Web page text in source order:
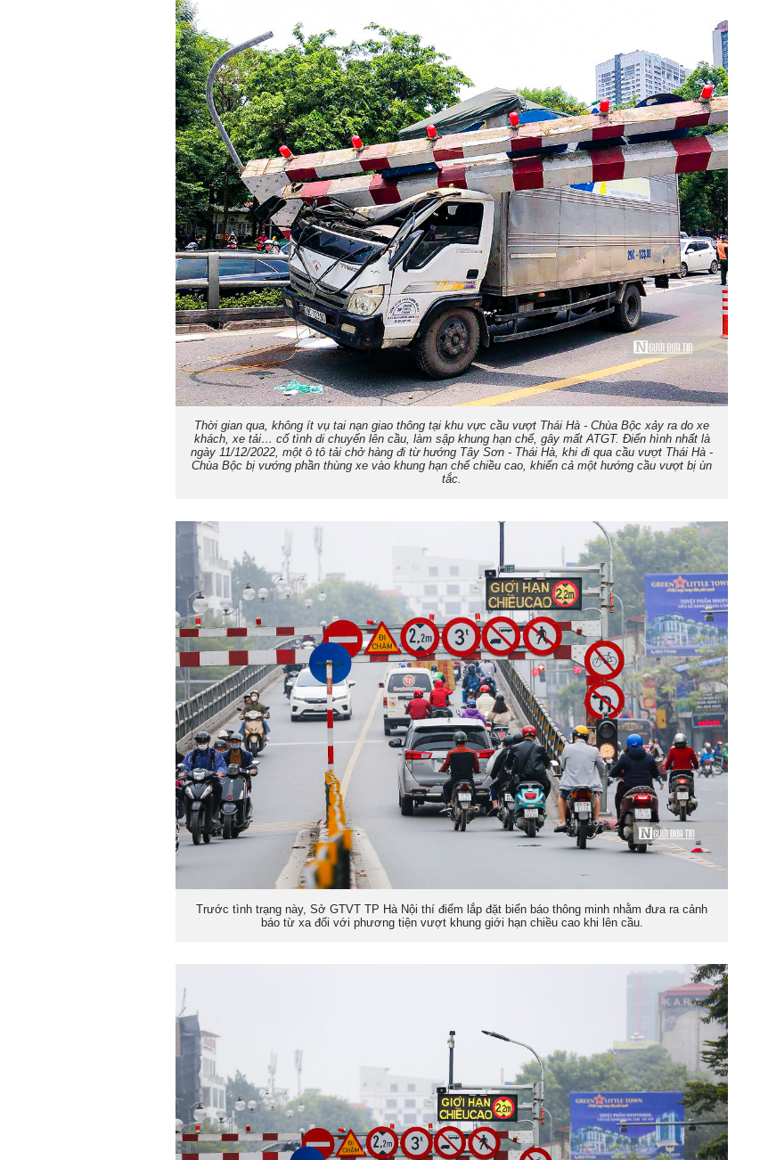
Xi nhan Trái Phải
Bạn đọc viết
Thời gian qua, không ít vụ tai nạn giao thông tại khu vực cầu vượt Thái Hà - Chùa Bộc xảy ra do xe
khách, xe tải… cố tình di chuyển lên cầu, làm sập khung hạn chế, gây mất ATGT. Điển hình nhất là
ngày 11/12/2022, một ô tô tải chở hàng đi từ hướng Tây Sơn - Thái Hà, khi đi qua cầu vượt Thái Hà -
Chùa Bộc bị vướng phần thùng xe vào khung hạn chế chiều cao, khiến cả một hướng cầu vượt bị ùn
tắc.
Trước tình trạng này, Sở GTVT TP Hà Nội thí điểm lắp đặt biển báo thông minh nhằm đưa ra cảnh
báo từ xa đối với phương tiện vượt khung giới hạn chiều cao khi lên cầu.